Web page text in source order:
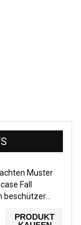
Muster
Fall
PRODUKT